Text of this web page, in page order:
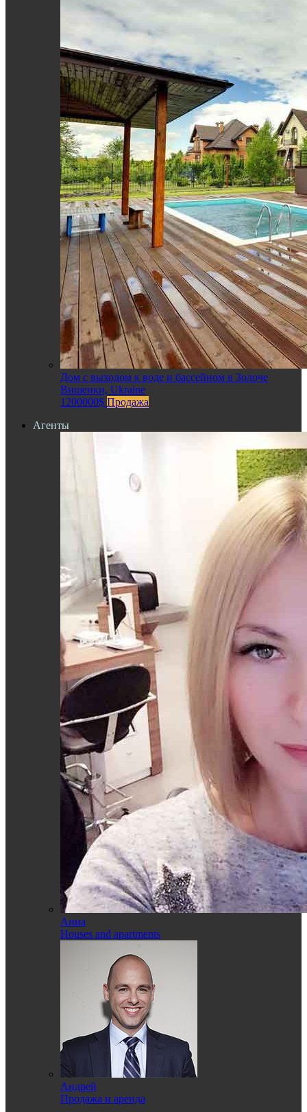
Дом с выходом к воде и бассейном в Золоче
Вишенки, Ukraine
1200000$ Продажа
Агенты
Анна
Houses and apartments
Андрей
Продажа и аренда